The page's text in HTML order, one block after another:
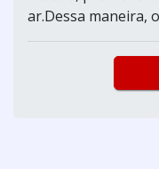
ar.Dessa maneira,